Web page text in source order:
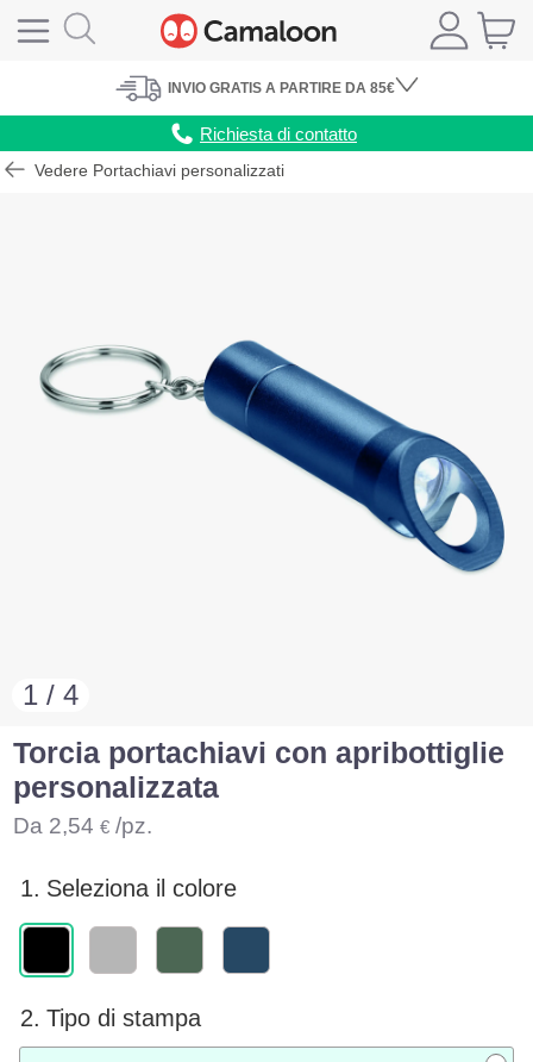
INVIO GRATIS A PARTIRE DA 85€
Richiesta di contatto
Vedere Portachiavi personalizzati
1 / 4
Torcia portachiavi con apribottiglie
personalizzata
Da 2,54 € /pz.
1. Seleziona il colore
2. Tipo di stampa